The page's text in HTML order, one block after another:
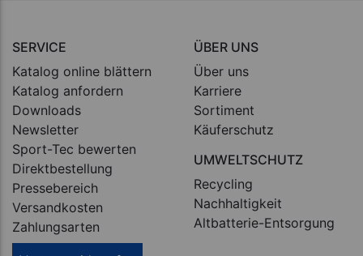
SERVICE
Katalog online blättern
Katalog anfordern
Downloads
Newsletter
Sport-Tec bewerten
Direktbestellung
Pressebereich
Versandkosten
Zahlungsarten
ÜBER UNS
Über uns
Karriere
Sortiment
Käuferschutz
UMWELTSCHUTZ
Recycling
Nachhaltigkeit
Altbatterie-Entsorgung